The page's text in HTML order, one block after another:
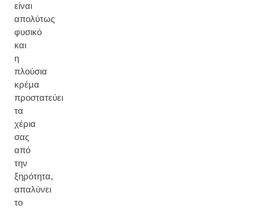
είναι
απολύτως
φυσικό
και
η
πλούσια
κρέμα
προστατεύει
τα
χέρια
σας
από
την
ξηρότητα,
απαλύνει
το